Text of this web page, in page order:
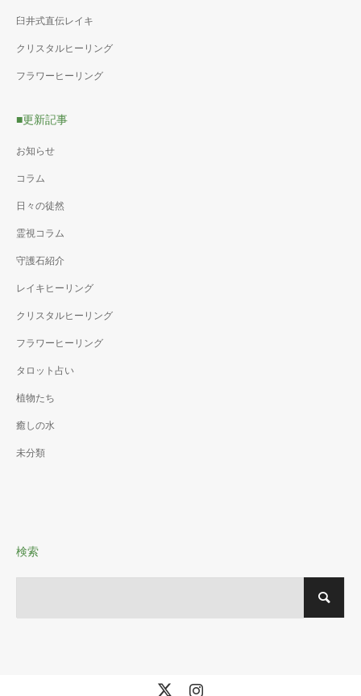
臼井式直伝レイキ
クリスタルヒーリング
フラワーヒーリング
■更新記事
お知らせ
コラム
日々の徒然
霊視コラム
守護石紹介
レイキヒーリング
クリスタルヒーリング
フラワーヒーリング
タロット占い
植物たち
癒しの水
未分類
検索